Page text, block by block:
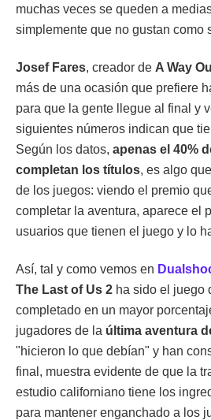
muchas veces se queden a
simplemente que no gustan como
Josef Fares, creador de A Way
más de una ocasión que prefiere
para que la gente llegue al final y
siguientes números indican que
Según los datos, apenas el 40%
completan los títulos, es algo
de los juegos: viendo el premio
completar la aventura, aparece el
usuarios que tienen el juego y lo
Así, tal y como vemos en
The Last of Us 2 ha sido el juego
completado en un mayor
jugadores de la última aventura
"hicieron lo que debían" y han
final, muestra evidente de que la
estudio californiano tiene los
para mantener enganchado a los